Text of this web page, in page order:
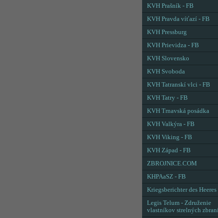
KVH Prašník - FB
KVH Pravda víťazí - FB
KVH Pressburg
KVH Prievidza - FB
KVH Slovensko
KVH Svoboda
KVH Tatranskí vlci - FB
KVH Tatry - FB
KVH Trnavská posádka
KVH Valkýra - FB
KVH Viking - FB
KVH Západ - FB
ZBROJNICE.COM
KHPAaSZ - FB
Kriegsberichter des Heeres
Legis Telum - Združenie
vlastníkov strelných